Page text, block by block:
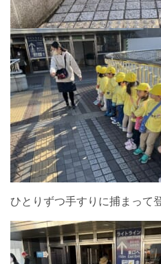
ひとりずつ手すりに捕まって